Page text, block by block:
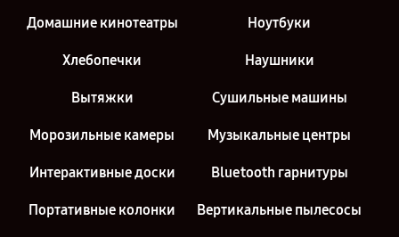
Домашние кинотеатры Ноутбуки
Хлебопечки Наушники
Вытяжки Сушильные машины
Морозильные камеры Музыкальные центры
Интерактивные доски Bluetooth гарнитуры
Портативные колонки Вертикальные пылесосы